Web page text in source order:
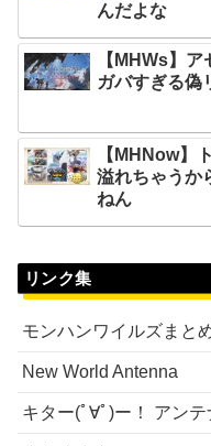
んだよな
【MHWs】
ガバすぎる偽
【MHNow】
溢れちゃうか
ねん
リンク集
モンハンワイルズまと
New World Antenna
キター(ﾟ∀ﾟ)ー！ アンテ